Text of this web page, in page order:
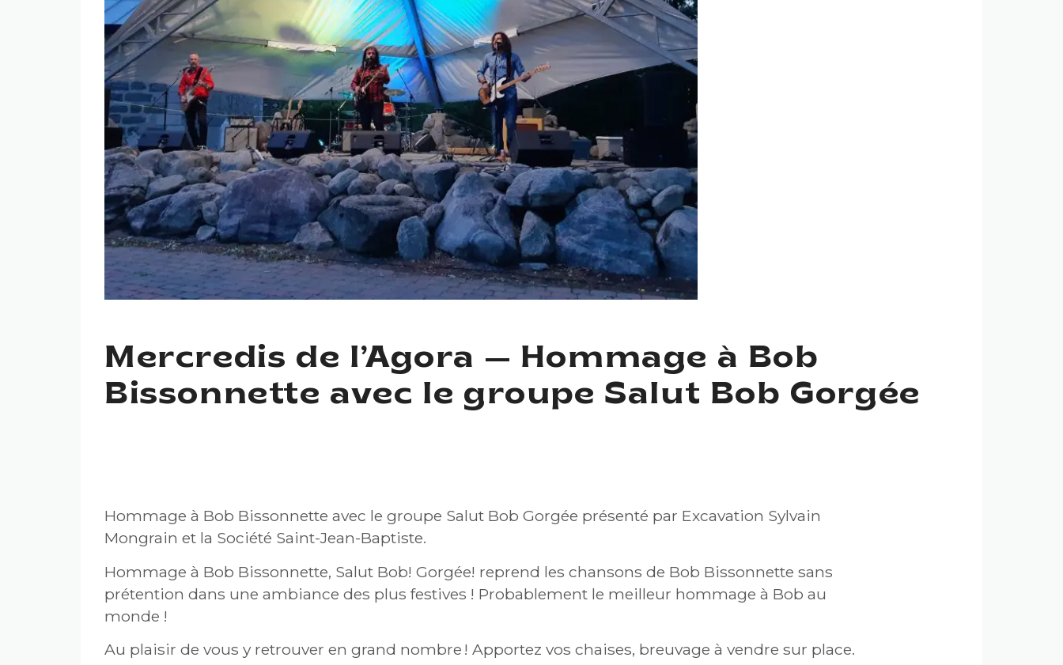
Mercredis de l’Agora — Hommage à Bob
Bissonnette avec le groupe Salut Bob Gorgée
Hommage à Bob Bissonnette avec le groupe Salut Bob Gorgée présenté par Excavation Sylvain
Mongrain et la Société Saint-Jean-Baptiste.
Hommage à Bob Bissonnette, Salut Bob! Gorgée! reprend les chansons de Bob Bissonnette sans
prétention dans une ambiance des plus festives ! ​Probablement le meilleur hommage à Bob au
monde !
Au plaisir de vous y retrouver en grand nombre ! Apportez vos chaises, breuvage à vendre sur place.